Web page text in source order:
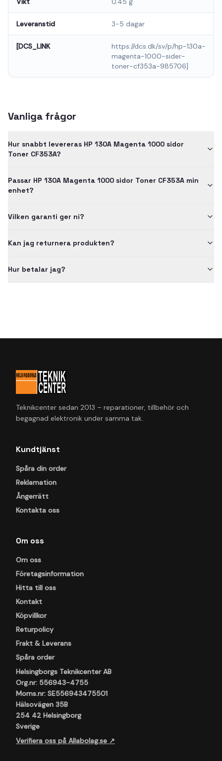
Leveranstid 3-5 dagar
[DCS_LINK
https://dcs.dk/sv/p/hp-130a-
magenta-1000-sider-
toner-cf353a-985706]
Vanliga frågor
Hur snabbt levereras HP 130A Magenta 1000 sidor
Toner CF353A?
Passar HP 130A Magenta 1000 sidor Toner CF353A min
enhet?
Vilken garanti ger ni?
Kan jag returnera produkten?
Hur betalar jag?
Teknikcenter sedan 2013 – reparationer, tillbehör och
begagnad elektronik under samma tak.
Kundtjänst
Spåra din order
Reklamation
Ångerrätt
Kontakta oss
Om oss
Om oss
Företagsinformation
Hitta till oss
Kontakt
Köpvillkor
Returpolicy
Frakt & Leverans
Spåra order
Helsingborgs Teknikcenter AB
Org.nr: 556943-4755
Moms.nr: SE556943475501
Hälsovägen 35B
254 42 Helsingborg
Sverige
Verifiera oss på Allabolag.se ↗